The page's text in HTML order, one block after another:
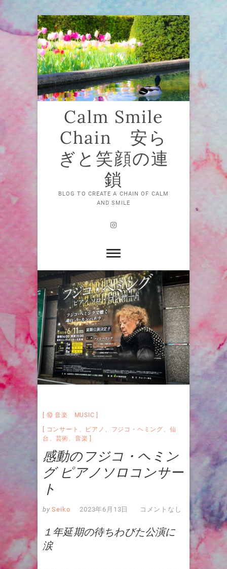
Skip
to
content
Calm Smile
Chain 安ら
ぎと笑顔の連
鎖
BLOG TO CREATE A CHAIN OF CALM
AND SMILE
Instagram
⑩ 音楽 MUSIC
コンサート
ピアノ フジコ・ヘミング
仙
台
芸術 、音楽
感動のフジコ・ヘミン
グ ピアノソロコンサー
ト
by Seiko 2023年6月13日 コメントなし
１年延期の待ちわびた公演に
涙